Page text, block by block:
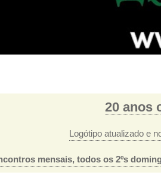
20 anos
Logótipo atualizado e
mensais, todos os 2ºs